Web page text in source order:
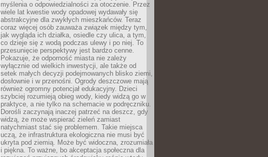
myślenia o odpowiedzialności za otoczenie. Przez
wiele lat kwestie wody opadowej wydawały się
abstrakcyjne dla zwykłych mieszkańców. Teraz
coraz więcej osób zauważa związek między tym,
jak wygląda ich działka, osiedle czy ulica, a tym,
co dzieje się z wodą podczas ulewy i po niej. To
przesunięcie perspektywy jest bardzo cenne.
Pokazuje, że odporność miasta nie zależy
wyłącznie od wielkich inwestycji, ale także od
setek małych decyzji podejmowanych blisko ziemi,
dosłownie i w przenośni. Ogrody deszczowe mają
również ogromny potencjał edukacyjny. Dzieci
szybciej rozumieją obieg wody, kiedy widzą go w
praktyce, a nie tylko na schemacie w podręczniku.
Dorośli zaczynają inaczej patrzeć na deszcz, gdy
widzą, że może wspierać zieleń zamiast
natychmiast stać się problemem. Takie miejsca
uczą, że infrastruktura ekologiczna nie musi być
ukryta pod ziemią. Może być widoczna, zrozumiała
i piękna. To ważne, bo akceptacja społeczna dla